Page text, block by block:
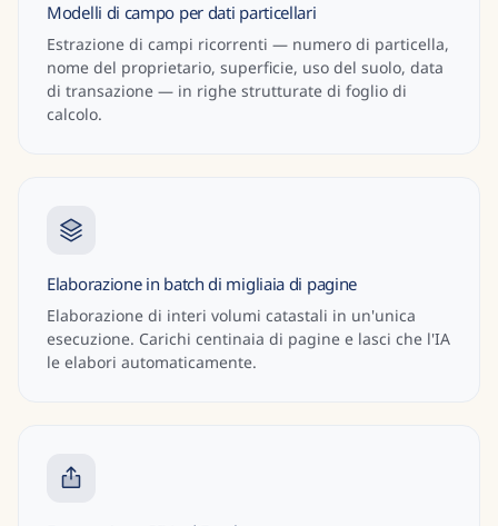
Modelli di campo per dati particellari
Estrazione di campi ricorrenti — numero di particella,
nome del proprietario, superficie, uso del suolo, data
di transazione — in righe strutturate di foglio di
calcolo.
Elaborazione in batch di migliaia di pagine
Elaborazione di interi volumi catastali in un'unica
esecuzione. Carichi centinaia di pagine e lasci che l'IA
le elabori automaticamente.